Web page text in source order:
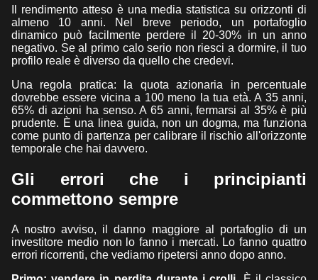
Il rendimento atteso è una media statistica su orizzonti di
almeno 10 anni. Nel breve periodo, un portafoglio
dinamico può facilmente perdere il 20-30% in un anno
negativo. Se al primo calo serio non riesci a dormire, il tuo
profilo reale è diverso da quello che credevi.
Una regola pratica: la quota azionaria in percentuale
dovrebbe essere vicina a 100 meno la tua età. A 35 anni,
65% di azioni ha senso. A 65 anni, fermarsi al 35% è più
prudente. È una linea guida, non un dogma, ma funziona
come punto di partenza per calibrare il rischio all'orizzonte
temporale che hai davvero.
Gli errori che i principianti
commettono sempre
A nostro avviso, il danno maggiore al portafoglio di un
investitore medio non lo fanno i mercati. Lo fanno quattro
errori ricorrenti, che vediamo ripetersi anno dopo anno.